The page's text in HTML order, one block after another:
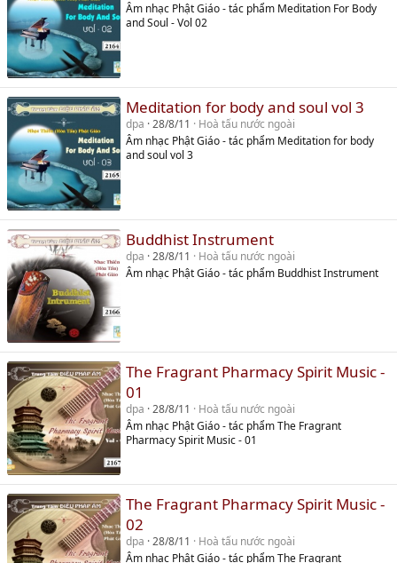
Âm nhạc Phật Giáo - tác phẩm Meditation For Body
and Soul - Vol 02
Meditation for body and soul vol 3
dpa 28/8/11
Hoà tấu nước ngoài
Âm nhạc Phật Giáo - tác phẩm Meditation for body
and soul vol 3
Buddhist Instrument
dpa 28/8/11
Hoà tấu nước ngoài
Âm nhạc Phật Giáo - tác phẩm Buddhist Instrument
The Fragrant Pharmacy Spirit Music -
01
dpa 28/8/11
Hoà tấu nước ngoài
Âm nhạc Phật Giáo - tác phẩm The Fragrant
Pharmacy Spirit Music - 01
The Fragrant Pharmacy Spirit Music -
02
dpa 28/8/11
Hoà tấu nước ngoài
Âm nhạc Phật Giáo - tác phẩm The Fragrant